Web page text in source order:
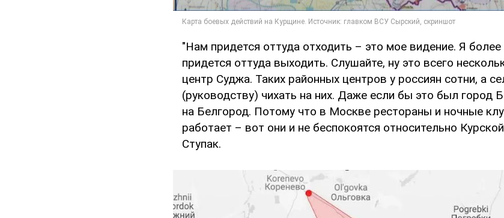
"Нам придется оттуда отходить – это мое видение. Я
придется оттуда выходить. Слушайте, ну это всего
центр Суджа. Таких районных центров у россиян сотни, а
(руководству) чихать на них. Даже если бы это был город
на Белгород. Потому что в Москве рестораны и ночные
работает – вот они и не беспокоятся относительно
Ступак.